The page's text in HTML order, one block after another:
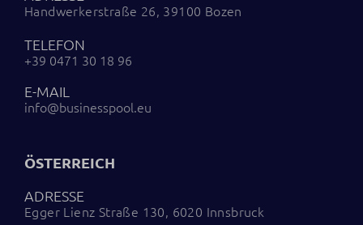
Handwerkerstraße 26, 39100 Bozen
TELEFON
+39 0471 30 18 96
E-MAIL
info@businesspool.eu
ÖSTERREICH
ADRESSE
Egger Lienz Straße 130, 6020 Innsbruck